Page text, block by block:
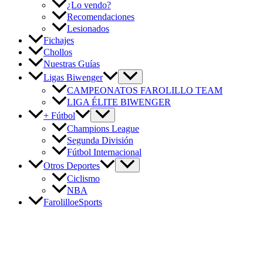
¿Lo vendo?
Recomendaciones
Lesionados
Fichajes
Chollos
Nuestras Guías
Ligas Biwenger
CAMPEONATOS FAROLILLO TEAM
LIGA ÉLITE BIWENGER
+ Fútbol
Champions League
Segunda División
Fútbol Internacional
Otros Deportes
Ciclismo
NBA
FarolilloeSports